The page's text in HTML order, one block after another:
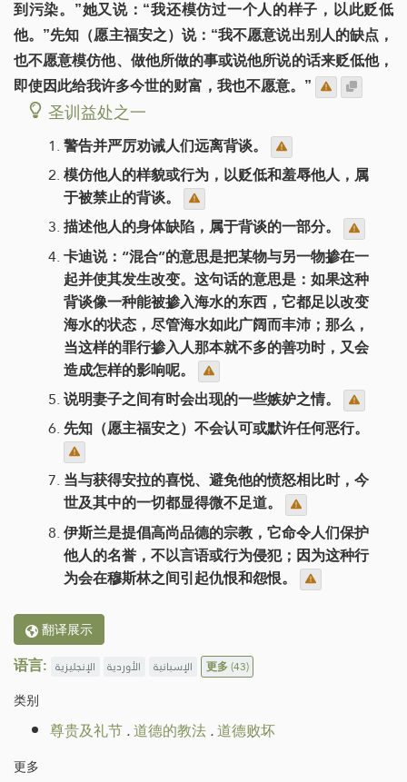
到污染。”她又说：“我还模仿过一个人的样子，以此贬低
他。”先知（愿主福安之）说：“我不愿意说出别人的缺点，
也不愿意模仿他、做他所做的事或说他所说的话来贬低他，
即使因此给我许多今世的财富，我也不愿意。”
圣训益处之一
警告并严厉劝诫人们远离背谈。
模仿他人的样貌或行为，以贬低和羞辱他人，属
于被禁止的背谈。
描述他人的身体缺陷，属于背谈的一部分。
卡迪说：“混合”的意思是把某物与另一物掺在一
起并使其发生改变。这句话的意思是：如果这种
背谈像一种能被掺入海水的东西，它都足以改变
海水的状态，尽管海水如此广阔而丰沛；那么，
当这样的罪行掺入人那本就不多的善功时，又会
造成怎样的影响呢。
说明妻子之间有时会出现的一些嫉妒之情。
先知（愿主福安之）不会认可或默许任何恶行。
当与获得安拉的喜悦、避免他的愤怒相比时，今
世及其中的一切都显得微不足道。
伊斯兰是提倡高尚品德的宗教，它命令人们保护
他人的名誉，不以言语或行为侵犯；因为这种行
为会在穆斯林之间引起仇恨和怨恨。
翻译展示
语言: الإنجليزية الأوردية الإسبانية 更多(43)
类别
尊贵及礼节.道德的教法.道德败坏
更多